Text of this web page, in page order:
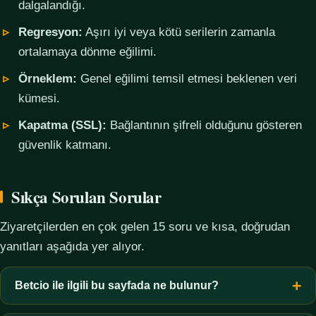
dalgalandığı.
Regresyon: Aşırı iyi veya kötü serilerin zamanla
ortalamaya dönme eğilimi.
Örneklem: Genel eğilimi temsil etmesi beklenen veri
kümesi.
Kapatma (SSL): Bağlantının şifreli olduğunu gösteren
güvenlik katmanı.
Sıkça Sorulan Sorular
Ziyaretçilerden en çok gelen 15 soru ve kısa, doğrudan
yanıtları aşağıda yer alıyor.
Betcio ile ilgili bu sayfada ne bulunur?
Bu sayfada yalnızca kavramsal bilgi, terim açıklamaları, veri